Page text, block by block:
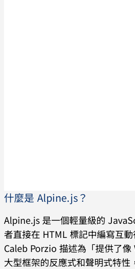
什麼是 Alpine.js？
Alpine.js 是一個輕量級的
者直接在 HTML 標記中編寫互
Caleb Porzio 描述為「提供了像
大型框架的反應式和聲明式特